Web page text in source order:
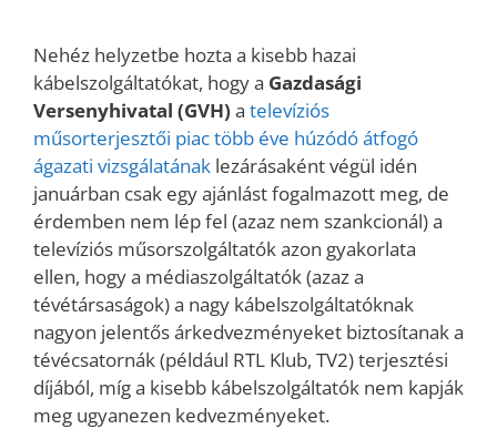
Nehéz helyzetbe hozta a kisebb hazai
kábelszolgáltatókat, hogy a Gazdasági
Versenyhivatal (GVH) a televíziós
műsorterjesztői piac több éve húzódó átfogó
ágazati vizsgálatának lezárásaként végül idén
januárban csak egy ajánlást fogalmazott meg, de
érdemben nem lép fel (azaz nem szankcionál) a
televíziós műsorszolgáltatók azon gyakorlata
ellen, hogy a médiaszolgáltatók (azaz a
tévétársaságok) a nagy kábelszolgáltatóknak
nagyon jelentős árkedvezményeket biztosítanak a
tévécsatornák (például RTL Klub, TV2) terjesztési
díjából, míg a kisebb kábelszolgáltatók nem kapják
meg ugyanezen kedvezményeket.